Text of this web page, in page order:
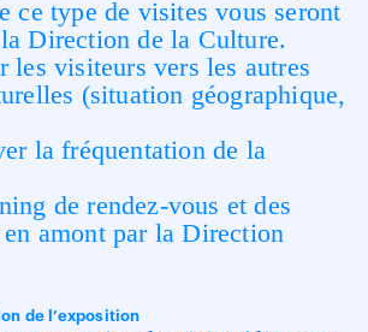
ce type de visites vous seront
Direction de la Culture.
les visiteurs vers les autres
(situation géographique,
la fréquentation de la
de rendez-vous et des
amont par la Direction
de l’exposition